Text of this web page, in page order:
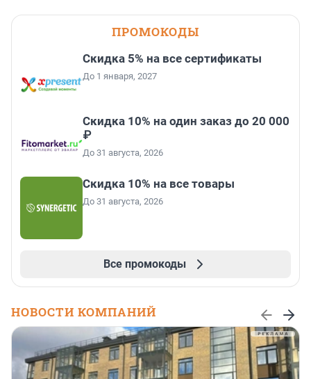
ПРОМОКОДЫ
Скидка 5% на все сертификаты
До 1 января, 2027
Скидка 10% на один заказ до 20 000
₽
До 31 августа, 2026
Скидка 10% на все товары
До 31 августа, 2026
Все промокоды
НОВОСТИ КОМПАНИЙ